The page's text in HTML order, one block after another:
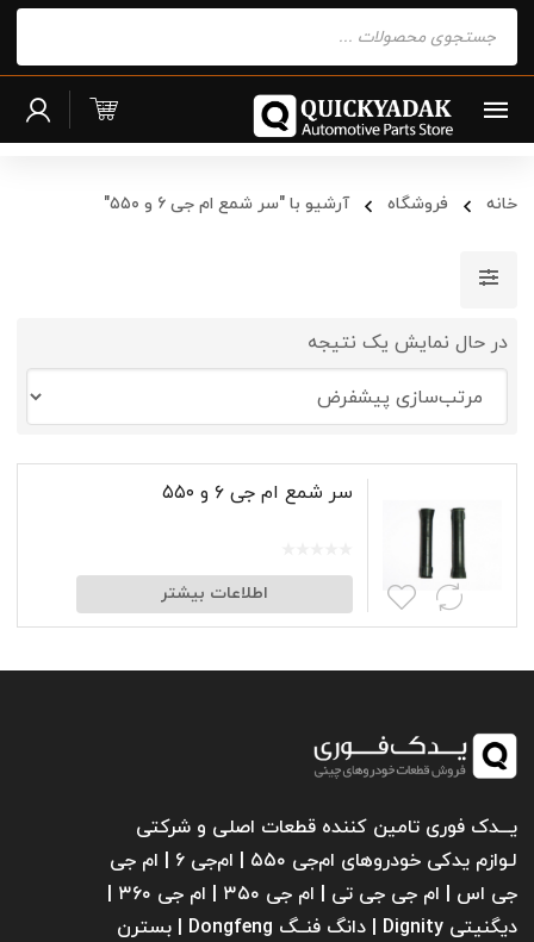
search
خانه فروشگاه آرشیو با "سر شمع ام جی ۶ و ۵۵۰"
در حال نمایش یک نتیجه
سر شمع ام جی ۶ و ۵۵۰
اطلاعات بیشتر
یـــدک فوری تامین کننده قطعات اصلی و شرکتی
لـوازم یدکی خودروهای ام‌جی ۵۵۰ | ام‌جی ۶ | ام جی
دیگنیتی Dignity | دانگ فنــگ Dongfeng | بسترن